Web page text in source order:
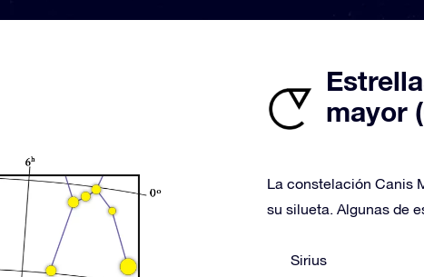
mayor
La constelación Canis
su silueta. Algunas de
Sirius